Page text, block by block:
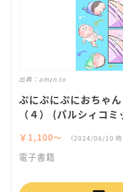
出典： amzn.to
ぷにぷにぷにおちゃ
（４） (パルシィコミ
￥1,100〜 （2024/06/10 時
電子書籍